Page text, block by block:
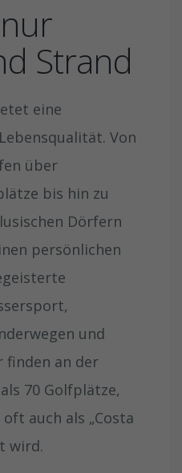
Strand
eine
Von
über
bis hin zu
Dörfern
persönlichen
und
finden an der
70 Golfplätze,
auch als „Costa
wird.